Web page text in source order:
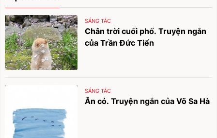
SÁNG TÁC
Chân trời cuối phố. Truyện ngắn
của Trần Đức Tiến
SÁNG TÁC
Ăn cỏ. Truyện ngắn của Võ Sa Hà